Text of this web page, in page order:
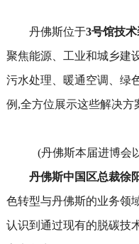
丹佛斯位于3号馆技
聚焦能源、工业和城乡建
污水处理、暖通空调、绿
例,全方位展示这些解决方
(丹佛斯本届进博会
丹佛斯中国区总裁徐
色转型与丹佛斯的业务领
认识到通过现有的脱碳技